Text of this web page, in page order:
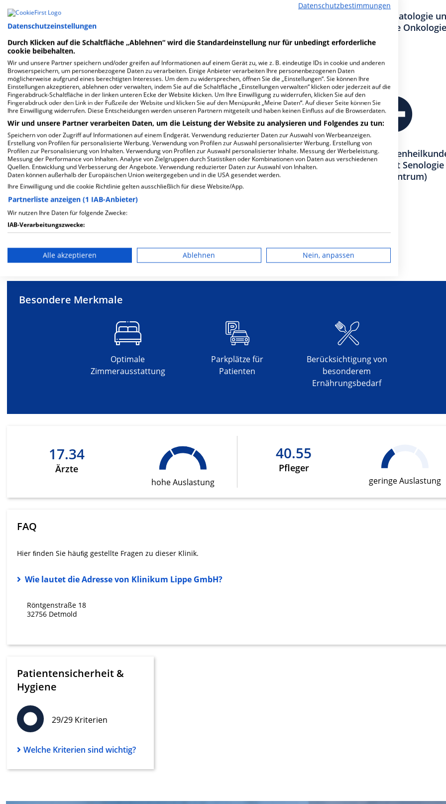
Klinik für Nuklearmedizin
Klinik für Hämatologie
Internistische Onkologie
Klinik für Geriatrie Klinik für Gefäßchirurgie
Klinik für
Schwerpunkt Senologie
(Brustzentrum)
Mehr Informationen
Besondere Merkmale
Optimale
Zimmerausstattung
Parkplätze für
Patienten
Berücksichtigung von
besonderem
Ernährungsbedarf
17.34
Ärzte
hohe Auslastung
40.55
Pfleger
geringe Auslastung
FAQ
Hier ﬁnden Sie häuﬁg gestellte Fragen zu dieser Klinik.
Wie lautet die Adresse von Klinikum Lippe GmbH?
Röntgenstraße 18
32756 Detmold
Patientensicherheit &
Hygiene
29/29 Kriterien
Welche Kriterien sind wichtig?
Datenschutzbestimmungen
Datenschutzeinstellungen
Durch Klicken auf die Schaltfläche „Ablehnen“ wird die Standardeinstellung nur für unbedingt erforderliche
cookie beibehalten.
Wir und unsere Partner speichern und/oder greifen auf Informationen auf einem Gerät zu, wie z. B. eindeutige IDs in cookie und anderen
Browserspeichern, um personenbezogene Daten zu verarbeiten. Einige Anbieter verarbeiten Ihre personenbezogenen Daten
möglicherweise aufgrund eines berechtigten Interesses. Um dem zu widersprechen, öffnen Sie die „Einstellungen“. Sie können Ihre
Einstellungen akzeptieren, ablehnen oder verwalten, indem Sie auf die Schaltfläche „Einstellungen verwalten“ klicken oder jederzeit auf die
Fingerabdruck-Schaltfläche in der linken unteren Ecke der Website klicken. Um Ihre Einwilligung zu widerrufen, klicken Sie auf den
Fingerabdruck oder den Link in der Fußzeile der Website und klicken Sie auf den Menüpunkt „Meine Daten“. Auf dieser Seite können Sie
Ihre Einwilligung widerrufen. Diese Entscheidungen werden unseren Partnern mitgeteilt und haben keinen Einfluss auf die Browserdaten.
Wir und unsere Partner verarbeiten Daten, um die Leistung der Website zu analysieren und Folgendes zu tun:
Speichern von oder Zugriff auf Informationen auf einem Endgerät. Verwendung reduzierter Daten zur Auswahl von Werbeanzeigen.
Erstellung von Profilen für personalisierte Werbung. Verwendung von Profilen zur Auswahl personalisierter Werbung. Erstellung von
Profilen zur Personalisierung von Inhalten. Verwendung von Profilen zur Auswahl personalisierter Inhalte. Messung der Werbeleistung.
Messung der Performance von Inhalten. Analyse von Zielgruppen durch Statistiken oder Kombinationen von Daten aus verschiedenen
Quellen. Entwicklung und Verbesserung der Angebote. Verwendung reduzierter Daten zur Auswahl von Inhalten.
Daten können außerhalb der Europäischen Union weitergegeben und in die USA gesendet werden.
Ihre Einwilligung und die cookie Richtlinie gelten ausschließlich für diese Website/App.
Partnerliste anzeigen (1 IAB-Anbieter)
Wir nutzen Ihre Daten für folgende Zwecke:
IAB-Verarbeitungszwecke:
Verwendung reduzierter Daten zur Auswahl von Werbeanzeigen
Erstellung von Profilen für personalisierte Werbung
Verwendung von Profilen zur Auswahl personalisierter Werbung
Erstellung von Profilen zur Personalisierung von Inhalten
Verwendung von Profilen zur Auswahl personalisierter Inhalte
Messung der Werbeleistung
verschiedenen Quellen
Verwendung reduzierter Daten zur Auswahl von Inhalten
IAB-Besonderheiten:
Nicht-IAB-Verarbeitungszwecke:
Performance
Funktional
Alle akzeptieren Ablehnen Nein, anpassen